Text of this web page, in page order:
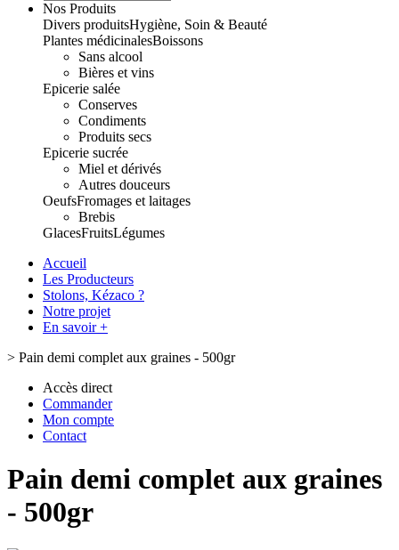
Nos Produits
Divers produitsHygiène, Soin & Beauté
Plantes médicinalesBoissons
Sans alcool
Bières et vins
Epicerie salée
Conserves
Condiments
Produits secs
Epicerie sucrée
Miel et dérivés
Autres douceurs
OeufsFromages et laitages
Brebis
GlacesFruitsLégumes
Accueil
Les Producteurs
Stolons, Kézaco ?
Notre projet
En savoir +
> Pain demi complet aux graines - 500gr
Accès direct
Commander
Mon compte
Contact
Pain demi complet aux graines
- 500gr